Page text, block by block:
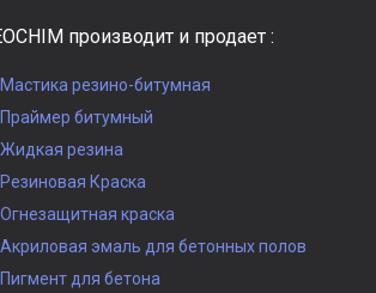
производит и продает :
Мастика резино-битумная
Праймер битумный
Жидкая резина
Резиновая Краска
Огнезащитная краска
Акриловая эмаль для бетонных полов
Пигмент для бетона